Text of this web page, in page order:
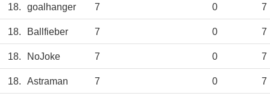
18. goalhanger 7 0 7
18. Ballfieber 7 0 7
18. NoJoke 7 0 7
18. Astraman 7 0 7